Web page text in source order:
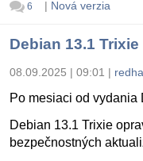
6 | Nová verzia
Debian 13.1 Trixie
08.09.2025 | 09:01 |
Po mesiaci od vydania
Debian 13.1 Trixie
bezpečnostných